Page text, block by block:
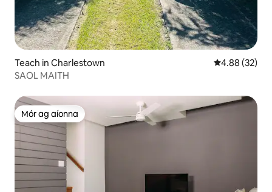
Teach in Charlestown Meánrátáil
4.88 (32)
SAOL MAITH
Mór ag aíonna
Mór ag aíonna